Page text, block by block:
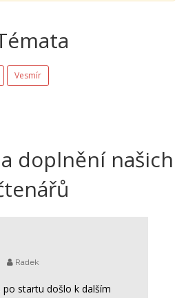
Vesmír
doplnění našich
Radek
po startu došlo k dalším